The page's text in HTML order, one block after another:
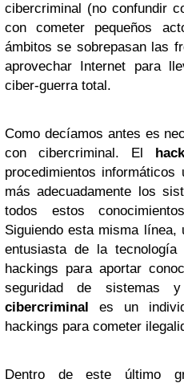
cibercriminal (no confundir
con cometer pequeños
ámbitos se sobrepasan las
aprovechar Internet para
ciber-guerra total.
Como decíamos antes es
con cibercriminal. El
procedimientos informáticos
más adecuadamente los
todos estos
Siguiendo esta misma
entusiasta de la
hackings para aportar
seguridad de sistemas
cibercriminal es un
hackings para cometer
Dentro de este último